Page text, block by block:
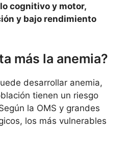
cognitivo y motor,
y bajo rendimiento
más la anemia?
desarrollar anemia,
tienen un riesgo
la OMS y grandes
los más vulnerables